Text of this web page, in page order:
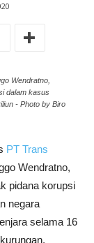
Wendratno,
dalam kasus
- Photo by Biro
PT Trans
Wendratno,
pidana korupsi
negara
selama 16